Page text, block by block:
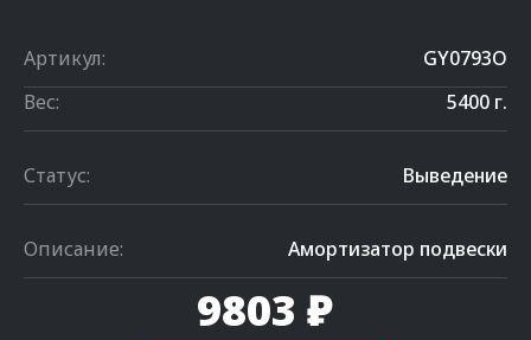
Артикул:
GY0793O
Вес:
5400 г.
Статус: Выведение
Описание: Амортизатор подвески
9803 ₽